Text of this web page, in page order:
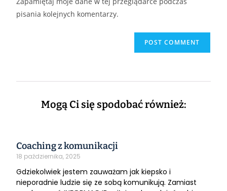
pisania kolejnych komentarzy.
Mogą Ci się spodobać również:
Coaching z komunikacji
18 października, 2025
Gdziekolwiek jestem zauważam jak kiepsko i
nieporadnie ludzie się ze sobą komunikują. Zamiast